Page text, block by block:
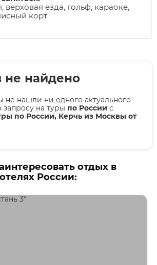
верховая езда, гольф, караоке,
корт
не найдено
нашли ни одного актуального
на туры по России с
по России, Керчь из Москвы от
отдых в
России: